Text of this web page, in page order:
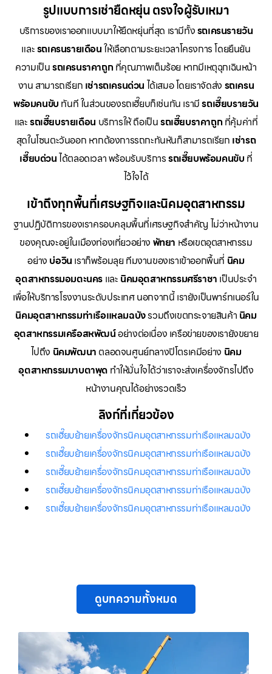
รูปแบบการเช่ายืดหยุ่น ตรงใจผู้รับเหมา
บริการของเราออกแบบมาให้ยืดหยุ่นที่สุด เรามีทั้งรถเครนรายวัน
และรถเครนรายเดือนให้เลือกตามระยะเวลาโครงการ โดยยืนยัน
ความเป็นรถเครนราคาถูกที่คุณภาพเต็มร้อย หากมีเหตุฉุกเฉินหน้า
งาน สามารถเรียก เช่ารถเครนด่วน ได้เสมอ โดยเราจัดส่ง รถเครน
พร้อมคนขับ ทันที ในส่วนของรถเฮี๊ยบก็เช่นกัน เรามีรถเฮี๊ยบรายวัน
และรถเฮี๊ยบรายเดือน บริการให้ ถือเป็นรถเฮี๊ยบราคาถูกที่คุ้มค่าที่
สุดในโซนตะวันออก หากต้องการรถกะทันหันก็สามารถเรียก เช่ารถ
เฮี๊ยบด่วนได้ตลอดเวลา พร้อมรับบริการรถเฮี๊ยบพร้อมคนขับ ที่
ไว้ใจได้
เข้าถึงทุกพื้นที่เศรษฐกิจและนิคมอุตสาหกรรม
ฐานปฏิบัติการของเราครอบคลุมพื้นที่เศรษฐกิจสำคัญ ไม่ว่าหน้างาน
ของคุณจะอยู่ในเมืองท่องเที่ยวอย่าง พัทยา หรือเขตอุตสาหกรรม
อย่าง บ่อวิน เราก็พร้อมลุย ทีมงานของเราเข้าออกพื้นที่ นิคม
อุตสาหกรรมอมตะนครและ นิคมอุตสาหกรรมศรีราชา เป็นประจำ
เพื่อให้บริการโรงงานระดับประเทศ นอกจากนี้ เรายังเป็นพาร์ทเนอร์ใน
นิคมอุตสาหกรรมท่าเรือแหลมฉบังรวมถึงเขตกระจายสินค้า นิคม
อุตสาหกรรมเครือสหพัฒน์อย่างต่อเนื่อง เครือข่ายของเรายังขยาย
ไปถึง นิคมพัฒนา ตลอดจนศูนย์กลางปิโตรเคมีอย่าง นิคม
อุตสาหกรรมมาบตาพุด ทำให้มั่นใจได้ว่าเราจะส่งเครื่องจักรไปถึง
หน้างานคุณได้อย่างรวดเร็ว
ลิงก์ที่เกี่ยวข้อง
รถเฮี๊ยบย้ายเครื่องจักรนิคมอุตสาหกรรมท่าเรือแหลมฉบัง
รถเฮี๊ยบย้ายเครื่องจักรนิคมอุตสาหกรรมท่าเรือแหลมฉบัง
รถเฮี๊ยบย้ายเครื่องจักรนิคมอุตสาหกรรมท่าเรือแหลมฉบัง
รถเฮี๊ยบย้ายเครื่องจักรนิคมอุตสาหกรรมท่าเรือแหลมฉบัง
รถเฮี๊ยบย้ายเครื่องจักรนิคมอุตสาหกรรมท่าเรือแหลมฉบัง
ดูบทความทั้งหมด